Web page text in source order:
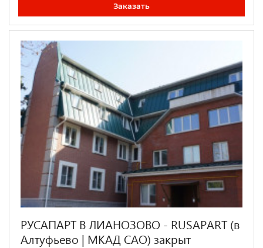
Заказать
РУСАПАРТ В ЛИАНОЗОВО - RUSAPART (в
Алтуфьево | МКАД САО) закрыт